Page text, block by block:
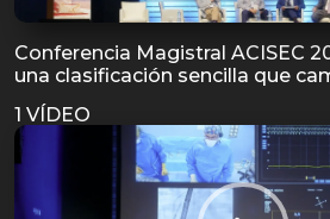
Conferencia Magistral ACISEC
una clasificación sencilla que
1 VÍDEO